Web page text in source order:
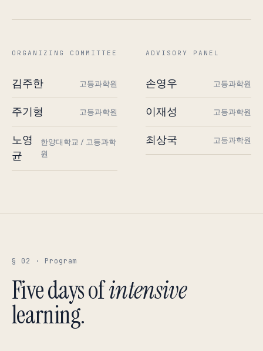
ORGANIZING COMMITTEE
김주한 고등과학원
주기형 고등과학원
노영
균
한양대학교 / 고등과학
원
ADVISORY PANEL
손영우 고등과학원
이재성 고등과학원
최상국 고등과학원
§ 02 · Program
Five days ofintensive
learning.